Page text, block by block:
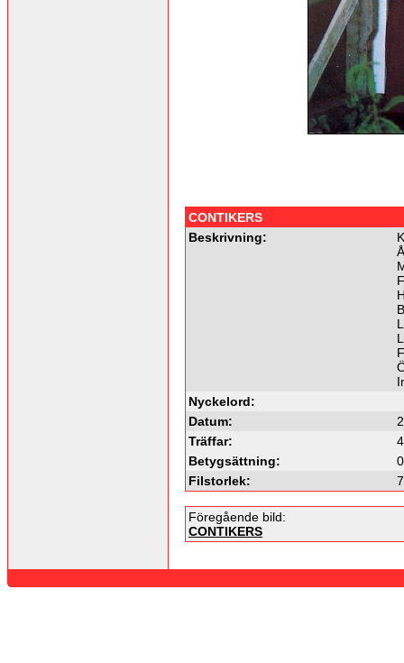
CONTIKERS
Beskrivning:
Nyckelord:
Datum:
Träffar:
Betygsättning:
Filstorlek:
Föregående bild:
CONTIKERS